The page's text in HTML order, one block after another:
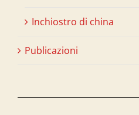
Inchiostro di china
Publicazioni